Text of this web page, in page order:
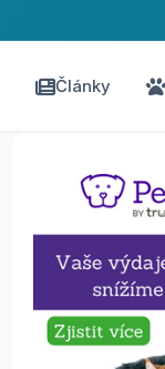
Články